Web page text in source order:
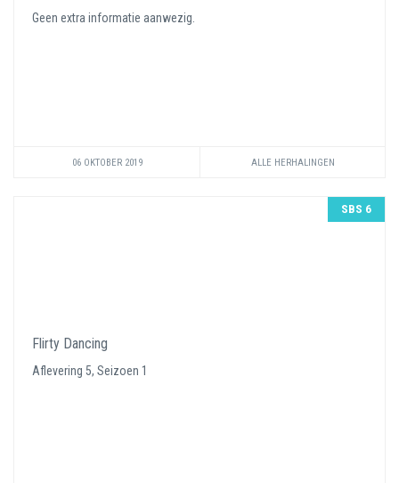
Geen extra informatie aanwezig.
06 OKTOBER 2019 ALLE HERHALINGEN
SBS 6
Flirty Dancing
Aflevering 5, Seizoen 1